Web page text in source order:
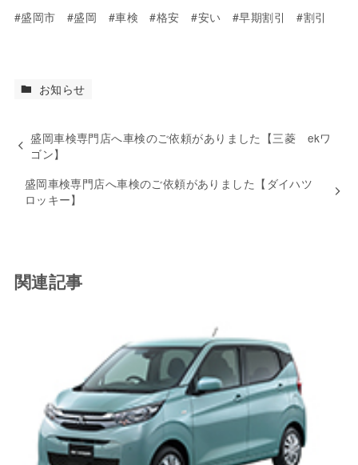
#盛岡市 #盛岡 #車検 #格安 #安い #早期割引 #割引
お知らせ
盛岡車検専門店へ車検のご依頼がありました【三菱 ekワ
ゴン】
盛岡車検専門店へ車検のご依頼がありました【ダイハツ
ロッキー】
関連記事